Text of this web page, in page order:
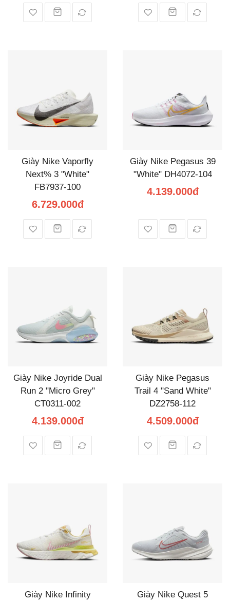
Giày Nike Vaporfly
Next% 3 "White"
FB7937-100
6.729.000đ
Giày Nike Pegasus 39
"White" DH4072-104
4.139.000đ
Giày Nike Joyride Dual
Run 2 "Micro Grey"
CT0311-002
4.139.000đ
Giày Nike Pegasus
Trail 4 "Sand White"
DZ2758-112
4.509.000đ
Giày Nike Infinity
Giày Nike Quest 5